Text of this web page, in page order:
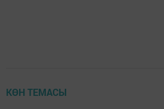
КӨН ТЕМАСЫ